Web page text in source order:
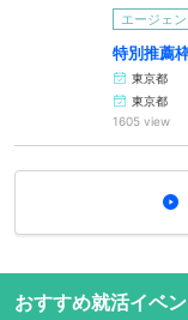
エージェ
特別推薦
東京都
東京都
1605 view
おすすめ就活イベン